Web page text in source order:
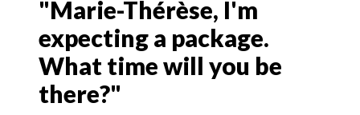
"Marie-Thérèse, I'm
expecting a package.
What time will you be
there?"